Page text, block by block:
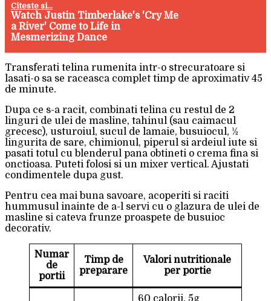
Citeste si...
Watch Justin Timberlake's 'Cry Me
a River' Come to Life in
Mesmerizing Dance
Transferati telina rumenita intr-o strecuratoare si
lasati-o sa se raceasca complet timp de aproximativ 45
de minute.
Dupa ce s-a racit, combinati telina cu restul de 2
linguri de ulei de masline, tahinul (sau caimacul
grecesc), usturoiul, sucul de lamaie, busuiocul, 1⁄2
lingurita de sare, chimionul, piperul si ardeiul iute si
pasati totul cu blenderul pana obtineti o crema fina si
onctioasa. Puteti folosi si un mixer vertical. Ajustati
condimentele dupa gust.
Pentru cea mai buna savoare, acoperiti si raciti
hummusul inainte de a-l servi cu o glazura de ulei de
masline si cateva frunze proaspete de busuioc
decorativ.
Numar
de
portii
Timp de
preparare
Valori nutritionale
per portie
60 calorii, 5g